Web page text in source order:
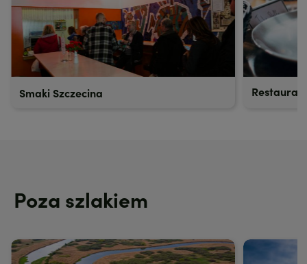
Smaki Szczecina
Poza szlakiem